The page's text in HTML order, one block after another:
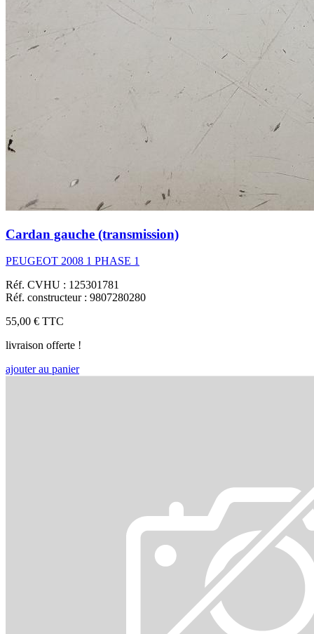
Cardan gauche (transmission)
PEUGEOT 2008 1 PHASE 1
Réf. CVHU : 125301781
Réf. constructeur : 9807280280
55,00 € TTC
livraison offerte !
ajouter au panier